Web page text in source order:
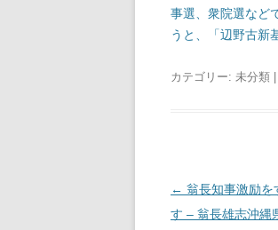
事選、衆院選など
うと、「辺野古新
カテゴリー: 未分類
投稿ナビゲーショ
← 翁長知事激励を
す – 翁長雄志沖縄